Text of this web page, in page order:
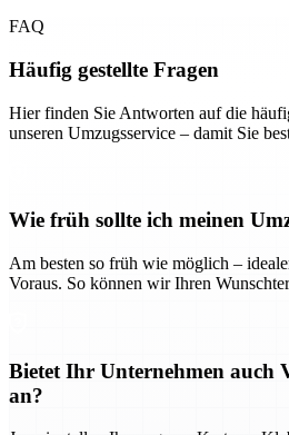
FAQ
Häufig gestellte Fragen
Hier finden Sie Antworten auf die
unseren Umzugsservice – damit Sie
Wie früh sollte ich meinen
Am besten so früh wie möglich –
Voraus. So können wir Ihren
Bietet Ihr Unternehmen auch
an?